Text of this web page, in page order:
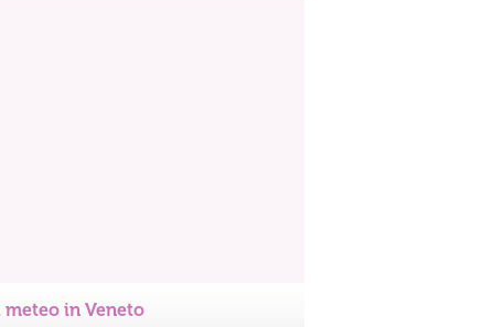
meteo in Veneto